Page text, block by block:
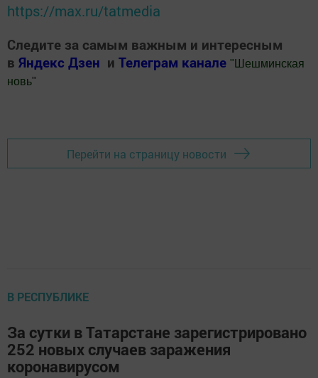
https://max.ru/tatmedia
Следите за самым важным и интересным
в Яндекс Дзен и Телеграм канале " Шешминская
новь"
Перейти на страницу новости
В РЕСПУБЛИКЕ
За сутки в Татарстане зарегистрировано
252 новых случаев заражения
коронавирусом